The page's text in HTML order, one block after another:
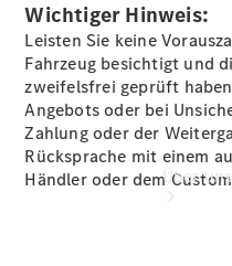
Über uns
Wichtiger Hinweis:
Leisten Sie keine
Fahrzeug besichtigt und
zweifelsfrei geprüft
Angebots oder bei
Zahlung oder der
Rücksprache mit einem
Händler oder dem